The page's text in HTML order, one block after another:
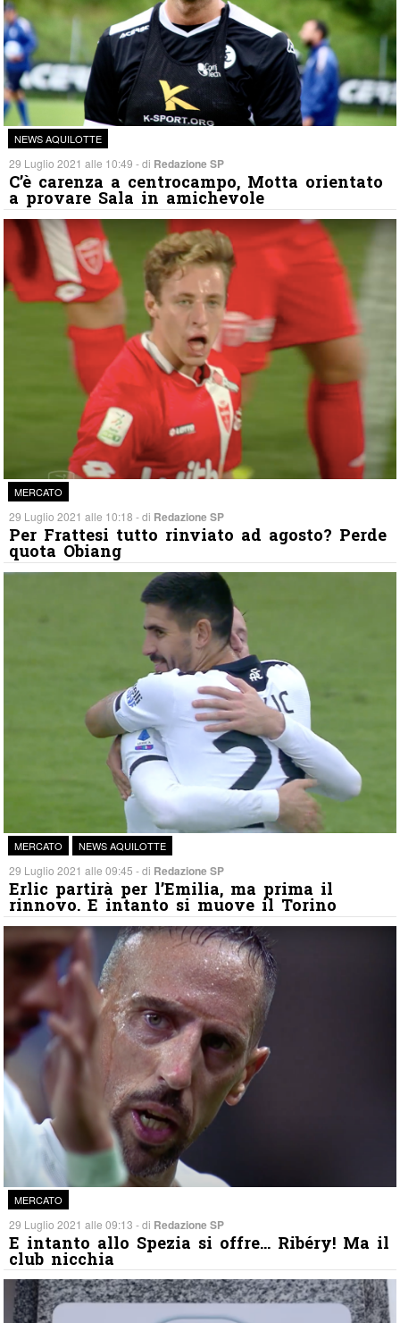
NEWS AQUILOTTE
29 Luglio 2021 alle 10:49 - di Redazione SP
C’è carenza a centrocampo, Motta orientato
a provare Sala in amichevole
MERCATO
29 Luglio 2021 alle 10:18 - di Redazione SP
Per Frattesi tutto rinviato ad agosto? Perde
quota Obiang
MERCATO NEWS AQUILOTTE
29 Luglio 2021 alle 09:45 - di Redazione SP
Erlic partirà per l’Emilia, ma prima il
rinnovo. E intanto si muove il Torino
MERCATO
29 Luglio 2021 alle 09:13 - di Redazione SP
E intanto allo Spezia si offre… Ribéry! Ma il
club nicchia